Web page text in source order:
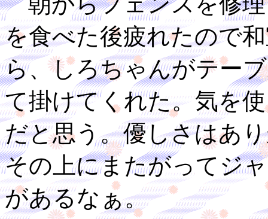
を食べた後疲れたので
ら、しろちゃんがテー
て掛けてくれた。気を
だと思う。優しさはあ
その上にまたがってジ
があるなぁ。